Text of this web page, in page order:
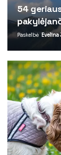
54
Paskelbė